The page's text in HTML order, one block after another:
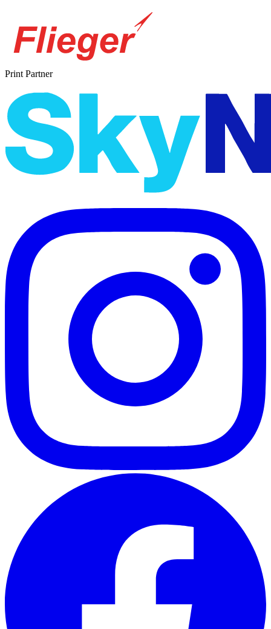
Print Partner